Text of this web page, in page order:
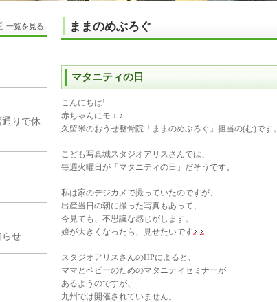
ままのめぶろぐ
マタニティの日
こんにちは!
赤ちゃんにモエ♪
久留米のおうせ整骨院「ままのめぶろぐ」担当の(む)です。
こども写真城スタジオアリスさんでは、
毎週火曜日が「マタニティの日」だそうです。
私は家のデジカメで撮っていたのですが、
出産当日の朝に撮った写真もあって、
今見ても、不思議な感じがします。
娘が大きくなったら、見せたいです
スタジオアリスさんのHPによると、
ママとベビーのためのマタニティセミナーが
あるようのですが、
九州では開催されていません。
一覧を見る
通りで休
らせ